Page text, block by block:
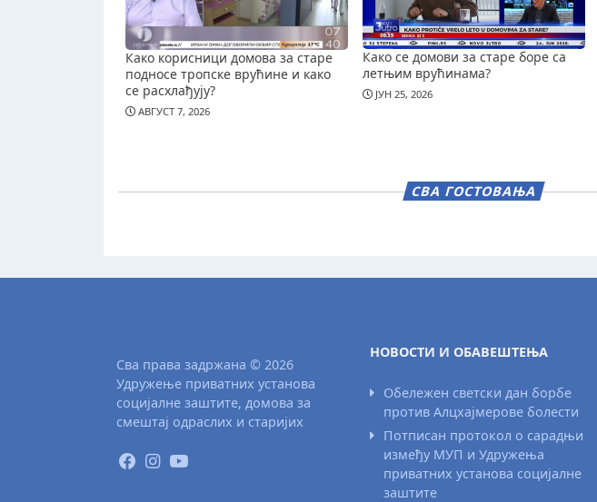
Како корисници домова за старе
подносе тропске врућине и како
се расхлађују?
АВГУСТ 7, 2026
Како се домови за старе боре са
летњим врућинама?
ЈУН 25, 2026
СВА ГОСТОВАЊА
Сва права задржана © 2026
Удружење приватних установа
социјалне заштите, домова за
смештај одраслих и старијих
НОВОСТИ И ОБАВЕШТЕЊА
Обележен светски дан борбе
против Алцхајмерове болести
Потписан протокол о сарадњи
између МУП и Удружења
приватних установа социјалне
заштите